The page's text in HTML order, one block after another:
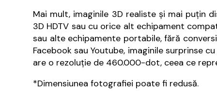
Mai mult, imaginile 3D realiste şi mai puţin
3D HDTV sau cu orice alt echipament
sau alte echipamente portabile, fără
Facebook sau Youtube, imaginile surprinse
are o rezoluţie de 460.000-dot, ceea ce
*Dimensiunea fotografiei poate fi redusă.